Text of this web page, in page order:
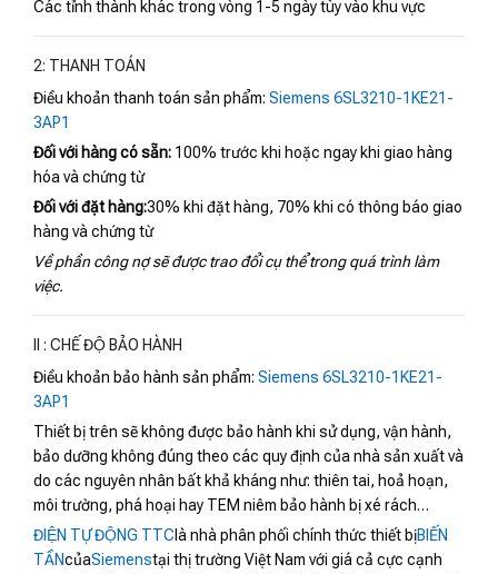
Các tỉnh thành khác trong vòng 1-5 ngày tùy vào khu vực
2: THANH TOÁN
Điều khoản thanh toán sản phẩm: Siemens 6SL3210-1KE21-
3AP1
Đối với hàng có sẵn: 100% trước khi hoặc ngay khi giao hàng
hóa và chứng từ
Đối với đặt hàng:30% khi đặt hàng, 70% khi có thông báo giao
hàng và chứng từ
Về phần công nợ sẽ được trao đổi cụ thể trong quá trình làm
việc.
II : CHẾ ĐỘ BẢO HÀNH
Điều khoản bảo hành sản phẩm: Siemens 6SL3210-1KE21-
3AP1
Thiết bị trên sẽ không được bảo hành khi sử dụng, vận hành,
bảo dưỡng không đúng theo các quy định của nhà sản xuất và
do các nguyên nhân bất khả kháng như: thiên tai, hoả hoạn,
môi trường, phá hoại hay TEM niêm bảo hành bị xé rách…
ĐIỆN TỰ ĐỘNG TTC là nhà phân phối chính thức thiết bịBIẾN
TẦNcủaSiemenstại thị trường Việt Nam với giá cả cực cạnh